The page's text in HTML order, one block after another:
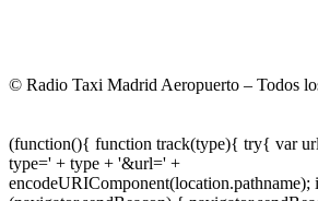
© Radio Taxi Madrid Aeropuerto – Todos
(function(){ function track(type){ try{ var
type=' + type + '&url=' +
encodeURIComponent(location.pathname);